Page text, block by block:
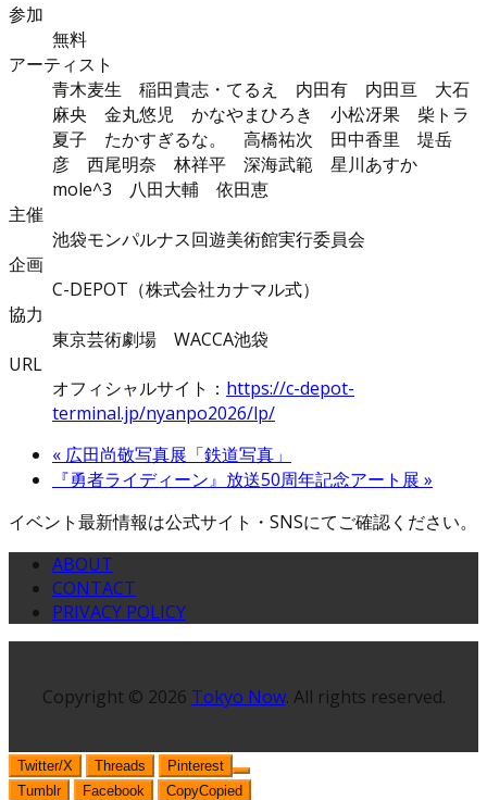
参加
無料
アーティスト
青木麦生 稲田貴志・てるえ 内田有 内田亘 大石
麻央 金丸悠児 かなやまひろき 小松冴果 柴トラ
夏子 たかすぎるな。 高橋祐次 田中香里 堤岳
彦 西尾明奈 林祥平 深海武範 星川あすか
mole^3 八田大輔 依田恵
主催
池袋モンパルナス回遊美術館実行委員会
企画
C-DEPOT（株式会社カナマル式）
協力
東京芸術劇場 WACCA池袋
URL
オフィシャルサイト： https://c-depot-
terminal.jp/nyanpo2026/lp/
« 広田尚敬写真展「鉄道写真」
『勇者ライディーン』放送50周年記念アート展 »
イベント最新情報は公式サイト・SNSにてご確認ください。
ABOUT
CONTACT
PRIVACY POLICY
Copyright © 2026 Tokyo Now. All rights reserved.
Twitter/X Threads
Pinterest
Tumblr
Facebook CopyCopied